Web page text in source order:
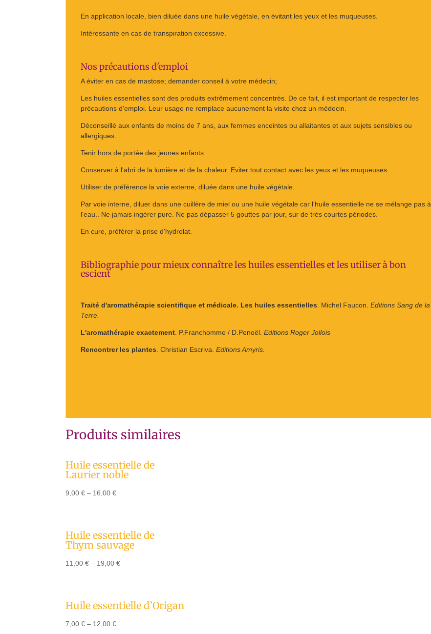
En application locale, bien diluée dans une huile végétale, en évitant les yeux et les muqueuses.
Intéressante en cas de transpiration excessive.
Nos précautions d'emploi
A éviter en cas de mastose; demander conseil à votre médecin;
Les huiles essentielles sont des produits extrêmement concentrés. De ce fait, il est important de respecter les
précautions d'emploi. Leur usage ne remplace aucunement la visite chez un médecin.
Déconseillé aux enfants de moins de 7 ans, aux femmes enceintes ou allaitantes et aux sujets sensibles ou
allergiques.
Tenir hors de portée des jeunes enfants.
Conserver à l'abri de la lumière et de la chaleur. Eviter tout contact avec les yeux et les muqueuses.
Utiliser de préférence la voie externe, diluée dans une huile végétale.
Par voie interne, diluer dans une cuillère de miel ou une huile végétale car l'huile essentielle ne se mélange pas à
l'eau.. Ne jamais ingérer pure. Ne pas dépasser 5 gouttes par jour, sur de très courtes périodes.
En cure, préférer la prise d'hydrolat.
Bibliographie pour mieux connaître les huiles essentielles et les utiliser à bon
escient
Traité d'aromathérapie scientifique et médicale. Les huiles essentielles . Michel Faucon.Editions Sang de la
Terre.
L'aromathérapie exactement . P.Franchomme / D.Penoël.Editions Roger Jollois
Rencontrer les plantes . Christian Escriva. Editions Amyris.
Produits similaires
Huile essentielle de
Laurier noble
9,00€ – 16,00€
Huile essentielle de
Thym sauvage
11,00€ – 19,00€
Huile essentielle d’Origan
7,00€ – 12,00€